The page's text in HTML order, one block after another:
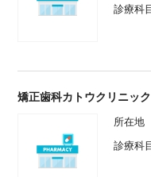
診療科
矯正歯科カトウクリニッ
所在地
診療科